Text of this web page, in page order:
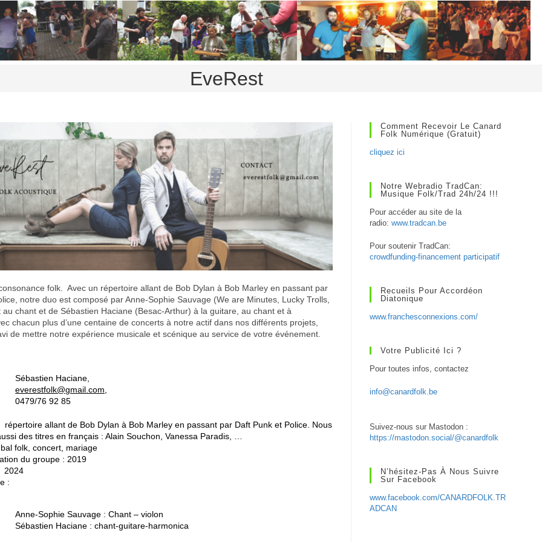
EveRest
folk. Avec un répertoire allant de Bob Dylan à Bob Marley en passant par
notre duo est composé par Anne-Sophie Sauvage (We are Minutes, Lucky Trolls,
au chant et de Sébastien Haciane (Besac-Arthur) à la guitare, au chant et à
chacun plus d’une centaine de concerts à notre actif dans nos différents projets,
de mettre notre expérience musicale et scénique au service de votre événement.
Sébastien Haciane,
everestfolk@gmail.com
0479/76 92 85
répertoire allant de Bob Dylan à Bob Marley en passant par Daft Punk et Police. Nous
des titres en français : Alain Souchon, Vanessa Paradis, …
folk, concert, mariage
du groupe : 2019
2024
:
Anne-Sophie Sauvage : Chant – violon
Sébastien Haciane : chant-guitare-harmonica
Comment Recevoir Le Canard
Folk Numérique (gratuit)
cliquez ici
Notre Webradio TradCan:
Musique Folk/Trad 24h/24 !!!
Pour accéder au site de la
radio:www.tradcan.be
Pour soutenir TradCan:
crowdfunding-financement participatif
Recueils Pour Accordéon
Diatonique
www.franchesconnexions.com/
Votre Publicité Ici ?
Pour toutes infos, contactez
info@canardfolk.be
Suivez-nous sur Mastodon :
https://mastodon.social/@canardfolk
N’hésitez-Pas À Nous Suivre
Sur Facebook
www.facebook.com/CANARDFOLK.TR
ADCAN